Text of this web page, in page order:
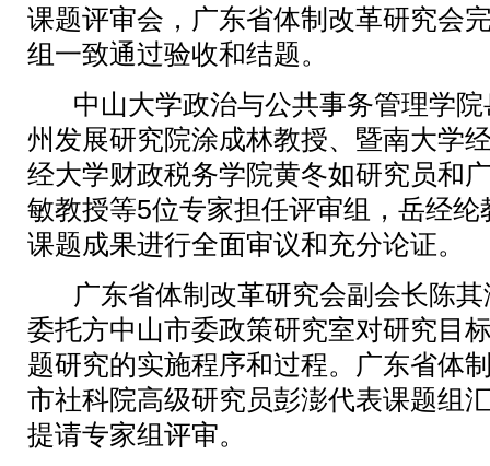
课题评审会，广东省体制改革研究会
组一致通过验收和结题。
中山大学政治与公共事务管理学院
州发展研究院涂成林教授、暨南大学
经大学财政税务学院黄冬如研究员和
敏教授等5位专家担任评审组，岳经
课题成果进行全面审议和充分论证。
广东省体制改革研究会副会长陈其
委托方中山市委政策研究室对研究目
题研究的实施程序和过程。
广东省体
市社科院高级研究员彭澎代表课题组
提请专家组评审。